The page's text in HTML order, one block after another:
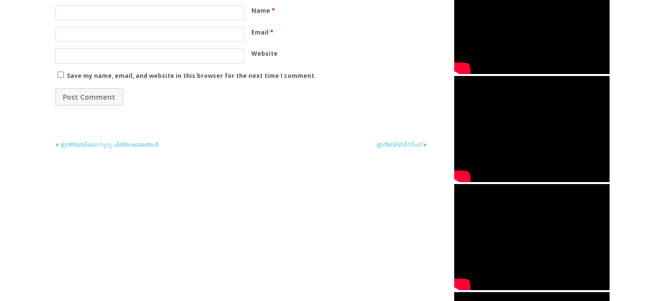
Name *
Email *
Website
Save my name, email, and website in this browser for the next time I comment.
« ഇന്ത്യയിലെ നൂറു ചിത്രശലഭങ്ങള്‍ ഇന്‍ബിട്വീനിംഗ്»